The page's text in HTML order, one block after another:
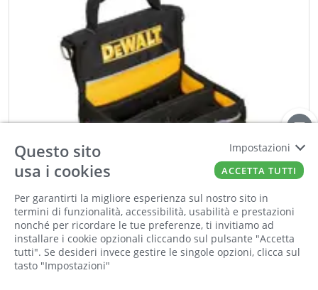
Questo sito
usa i cookies
Per garantirti la migliore esperienza sul nostro sito in
termini di funzionalità, accessibilità, usabilità e prestazioni
nonché per ricordare le tue preferenze, ti invitiamo ad
installare i cookie opzionali cliccando sul pulsante "Accetta
tutti". Se desideri invece gestire le singole opzioni, clicca sul
tasto "Impostazioni"
Impostazioni
ACCETTA TUTTI